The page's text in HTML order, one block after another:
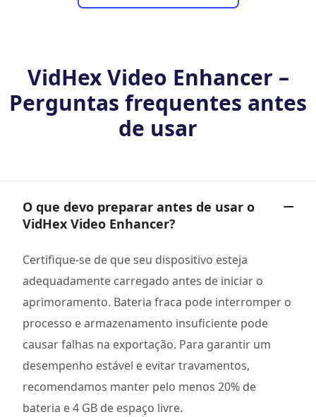
VidHex Video Enhancer –
Perguntas frequentes antes
de usar
O que devo preparar antes de usar o
VidHex Video Enhancer?
Certifique-se de que seu dispositivo esteja
adequadamente carregado antes de iniciar o
aprimoramento. Bateria fraca pode interromper o
processo e armazenamento insuficiente pode
causar falhas na exportação. Para garantir um
desempenho estável e evitar travamentos,
recomendamos manter pelo menos 20% de
bateria e 4 GB de espaço livre.